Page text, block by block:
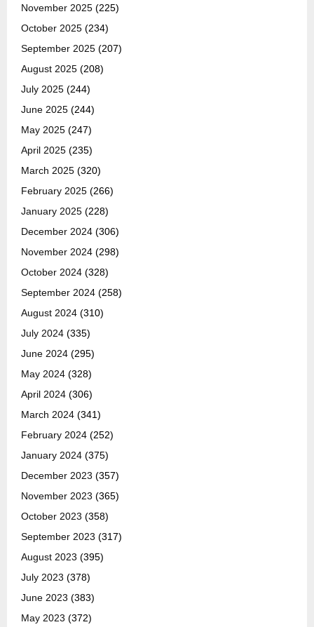
November 2025 (225)
October 2025 (234)
September 2025 (207)
August 2025 (208)
July 2025 (244)
June 2025 (244)
May 2025 (247)
April 2025 (235)
March 2025 (320)
February 2025 (266)
January 2025 (228)
December 2024 (306)
November 2024 (298)
October 2024 (328)
September 2024 (258)
August 2024 (310)
July 2024 (335)
June 2024 (295)
May 2024 (328)
April 2024 (306)
March 2024 (341)
February 2024 (252)
January 2024 (375)
December 2023 (357)
November 2023 (365)
October 2023 (358)
September 2023 (317)
August 2023 (395)
July 2023 (378)
June 2023 (383)
May 2023 (372)